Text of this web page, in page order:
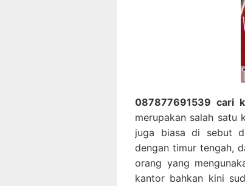
087877691539 cari
merupakan salah
juga biasa di sebut
dengan timur tengah,
orang yang
kantor bahkan kini